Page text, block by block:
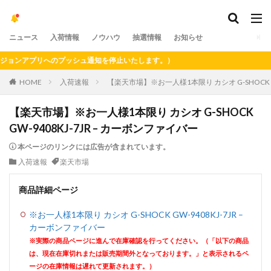
ニュース 入荷情報 ノウハウ 抽選情報 お知らせ
プリへのプッシュ通知を停止いたします。）
HOME 入荷速報 【楽天市場】※お一人様1本限り カシオ G-
【楽天市場】※お一人様1本限り カシオ G-SHOCK
GW-9408KJ-7JR – カーボンファイバー
本ページのリンクには広告が含まれています。
入荷速報
楽天市場
商品詳細ページ
※お一人様1本限り カシオ G-SHOCK GW-9408KJ-7JR –
カーボンファイバー
※実際の商品ページに進んで在庫確認を行ってください。（「以下の商品
は、現在在庫切れまたは販売期間外となっております。」と表示されるペ
ージの在庫情報は遅れて更新されます。）